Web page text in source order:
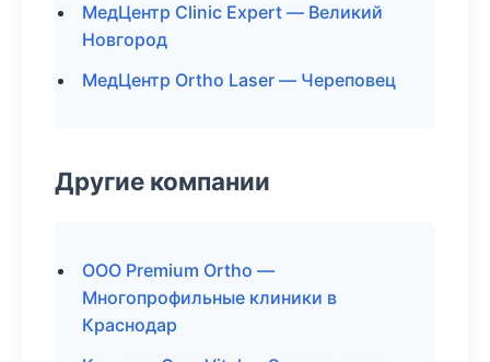
МедЦентр Clinic Expert — Великий
Новгород
МедЦентр Ortho Laser — Череповец
Другие компании
ООО Premium Ortho —
Многопрофильные клиники в
Краснодар